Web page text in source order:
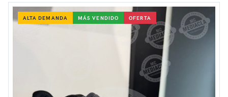
ALTA DEMANDA MÁS VENDIDO OFERTA